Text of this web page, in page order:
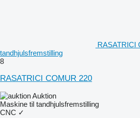
RASATRICI
tandhjulsfremstilling
8
RASATRICI COMUR 220
Auktion
Maskine til tandhjulsfremstilling
CNC ✓